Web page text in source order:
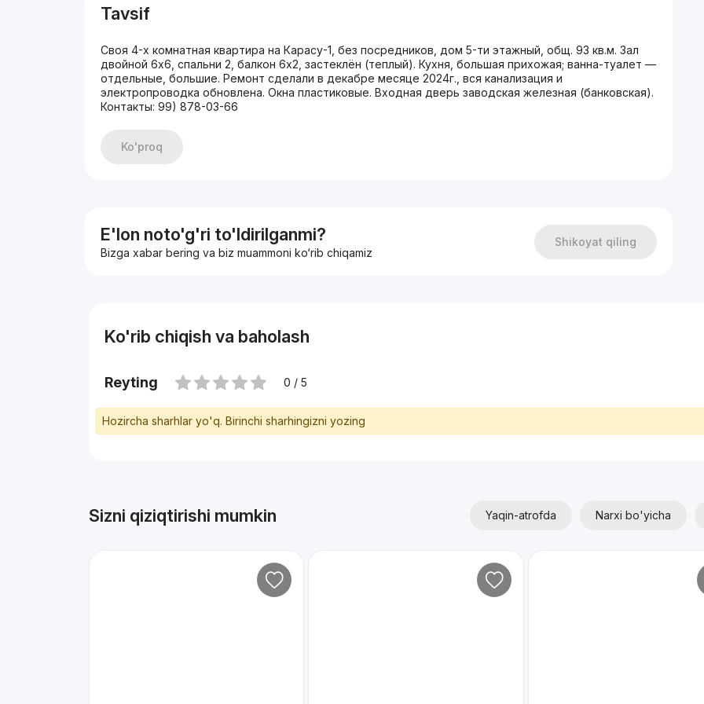
Tavsif
Своя 4-х комнатная квартира на Карасу-1, без посредников, дом 5-ти этажный, общ. 93 кв.м. Зал
двойной 6х6, спальни 2, балкон 6х2, застеклён (теплый). Кухня, большая прихожая; ванна-туалет —
отдельные, большие. Ремонт сделали в декабре месяце 2024г., вся канализация и
электропроводка обновлена. Окна пластиковые. Входная дверь заводская железная (банковская).
Контакты: 99) 878-03-66
Ko'proq
E'lon noto'g'ri to'ldirilganmi?
Bizga xabar bering va biz muammoni ko‘rib chiqamiz
Shikoyat qiling
Ko'rib chiqish va baholash
Reyting 0 / 5
Hozircha sharhlar yo'q. Birinchi sharhingizni yozing
Sizni qiziqtirishi mumkin Yaqin-atrofda Narxi bo'yicha